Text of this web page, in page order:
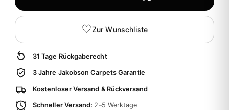
Zur Wunschliste
31 Tage Rückgaberecht
3 Jahre Jakobson Carpets Garantie
Kostenloser Versand & Rückversand
Schneller Versand: 2–5 Werktage